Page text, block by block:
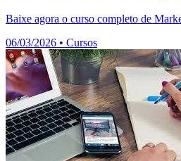
Baixe agora o curso completo de
06/03/2026 • Cursos